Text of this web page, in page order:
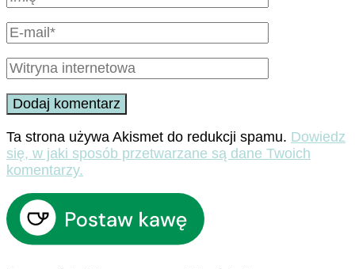
Ta strona używa Akismet do redukcji spamu. Dowiedz
się, w jaki sposób przetwarzane są dane Twoich
komentarzy.